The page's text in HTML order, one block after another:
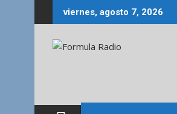
al
viernes, agosto 7, 2026